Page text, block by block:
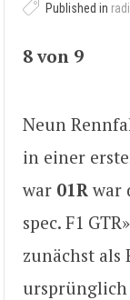
Published in
8 von 9
Neun
in einer
war 01R war
spec. F1
zunächst